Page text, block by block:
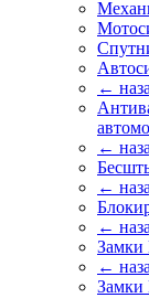
←
←
←
←
←